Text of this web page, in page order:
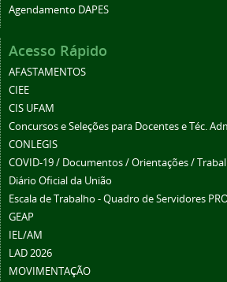
Agendamento DAPES
Acesso Rápido
AFASTAMENTOS
CIEE
CIS UFAM
Concursos e Seleções para Docentes e Téc.
CONLEGIS
COVID-19 / Documentos / Orientações /
Diário Oficial da União
Escala de Trabalho - Quadro de Servidores
GEAP
IEL/AM
LAD 2026
MOVIMENTAÇÃO